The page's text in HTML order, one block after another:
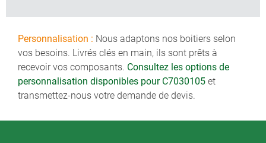
Personnalisation : Nous adaptons nos boitiers selon
vos besoins. Livrés clés en main, ils sont prêts à
recevoir vos composants. Consultez les options de
personnalisation disponibles pour C7030105 et
transmettez-nous votre demande de devis.